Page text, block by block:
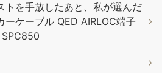
トを手放したあと、私が選んだ
ーケーブル QED AIRLOC端子